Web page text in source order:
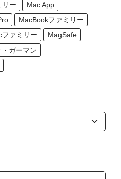
リー
Mac App
MacBookファミリー
ファミリー
MagSafe
・ガーマン